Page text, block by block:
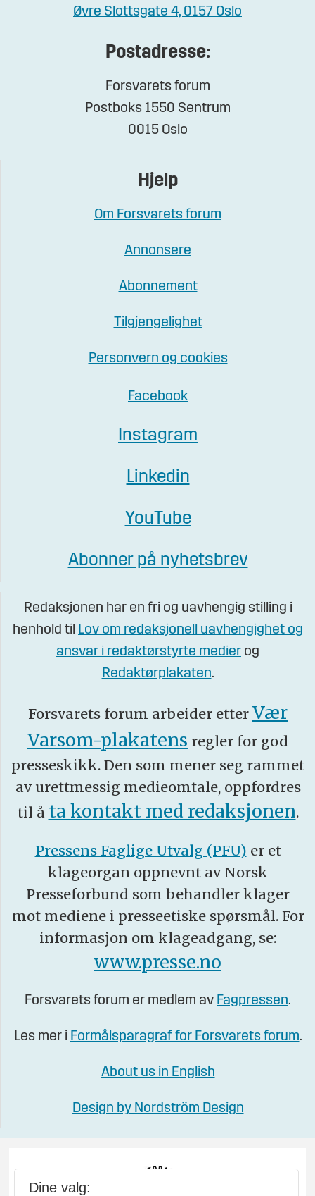
Øvre Slottsgate 4, 0157 Oslo
Postadresse:
Forsvarets forum
Postboks 1550 Sentrum
0015 Oslo
Hjelp
Om Forsvarets forum
Annonsere
Abonnement
Tilgjengelighet
Personvern og cookies
Facebook
Instagram
Linkedin
YouTube
Abonner på nyhetsbrev
Redaksjonen har en fri og uavhengig stilling i
henhold til Lov om redaksjonell uavhengighet og
ansvar i redaktørstyrte medier og
Redaktørplakaten.
Forsvarets forum arbeider etter Vær
Varsom-plakatens regler for god
presseskikk. Den som mener seg rammet
av urettmessig medieomtale, oppfordres
til å ta kontakt med redaksjonen.
Pressens Faglige Utvalg (PFU) er et
klageorgan oppnevnt av Norsk
Presseforbund som behandler klager
mot mediene i presseetiske spørsmål. For
informasjon om klageadgang, se:
www.presse.no
Forsvarets forum er medlem av Fagpressen.
Les mer i Formålsparagraf for Forsvarets forum.
About us in English
Design by Nordström Design
Dine valg: